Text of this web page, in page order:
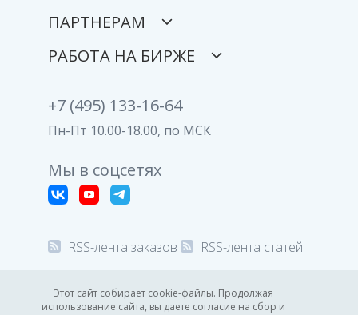
Этот сайт собирает cookie-файлы. Продолжая
использование сайта, вы даете согласие на сбор и
ПАРТНЕРАМ
РАБОТА НА БИРЖЕ
+7 (495) 133-16-64
Пн-Пт 10.00-18.00, по МСК
Мы в соцсетях
RSS-лента заказов RSS-лента статей
© 2008-2026 Все права защищены.